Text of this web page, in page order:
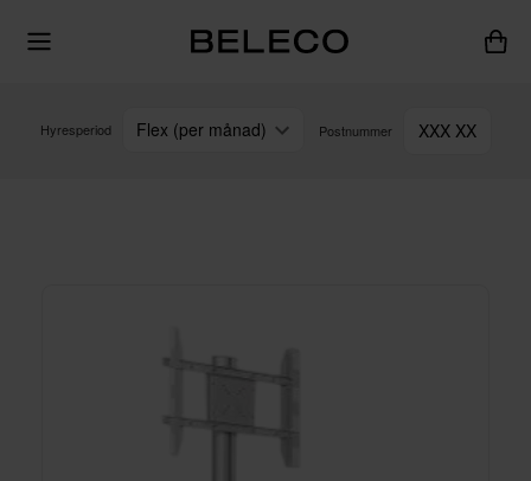
Hyresperiod Flex (per månad) Postnummer XXX XX